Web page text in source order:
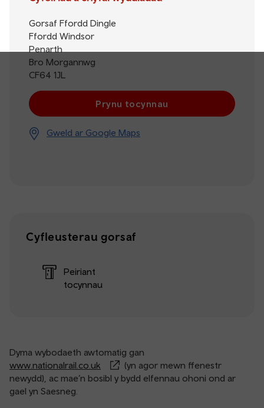
Gorsaf Ffordd Dingle
Ffordd Windsor
Penarth
Bro Morgannwg
CF64 1JL
Prynu tocynnau
Gweld ar Google Maps
Cyfleusterau gorsaf
Peiriant
tocynnau
Dyma wybodaeth awtomatig gan
www.nationalrail.co.uk
(yn agor mewn ffenestr
newydd), ac mae’n bosibl y bydd elfennau ohoni ond ar
gael yn Saesneg.